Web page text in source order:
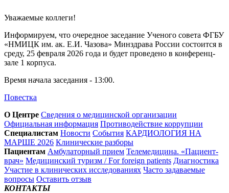
Уважаемые коллеги!
Информируем, что очередное заседание Ученого совета ФГБУ
«НМИЦК им. ак. Е.И. Чазова» Минздрава России состоится в
среду, 25 февраля 2026 года и будет проведено в конференц-
зале 1 корпуса.
Время начала заседания - 13:00.
Повестка
О Центре Сведения о медицинской организации
Официальная информация Противодействие коррупции
Специалистам Новости События КАРДИОЛОГИЯ НА
МАРШЕ 2026 Клинические разборы
Пациентам Амбулаторный прием Телемедицина. «Пациент-
врач» Медицинский туризм / For foreign patients Диагностика
Участие в клинических исследованиях Часто задаваемые
вопросы Оставить отзыв
КОНТАКТЫ